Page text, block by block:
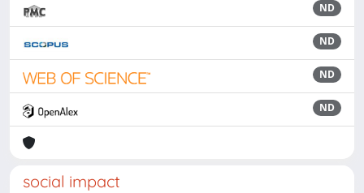
ND
ND
ND
ND
social impact